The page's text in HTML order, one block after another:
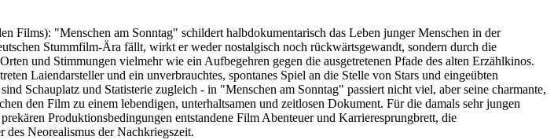
Films): "Menschen am Sonntag" schildert halbdokumentarisch das Leben junger Menschen in der
Stummfilm-Ära fällt, wirkt er weder nostalgisch noch rückwärtsgewandt, sondern durch die
und Stimmungen vielmehr wie ein Aufbegehren gegen die ausgetretenen Pfade des alten Erzählkinos.
Laiendarsteller und ein unverbrauchtes, spontanes Spiel an die Stelle von Stars und eingeübten
Schauplatz und Statisterie zugleich - in "Menschen am Sonntag" passiert nicht viel, aber seine charmante,
den Film zu einem lebendigen, unterhaltsamen und zeitlosen Dokument. Für die damals sehr jungen
Produktionsbedingungen entstandene Film Abenteuer und Karrieresprungbrett, die
des Neorealismus der Nachkriegszeit.